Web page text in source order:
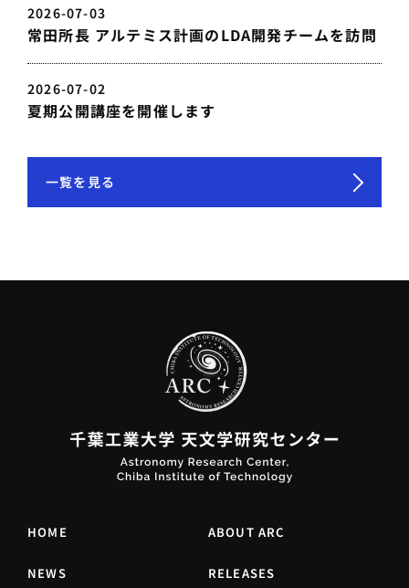
2026-07-03
常田所長 アルテミス計画のLDA開発チームを訪問
2026-07-02
夏期公開講座を開催します
一覧を見る
HOME ABOUT ARC
NEWS RELEASES